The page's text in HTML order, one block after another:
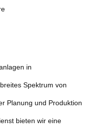
in
Spektrum von
Planung und Produktion
bieten wir eine